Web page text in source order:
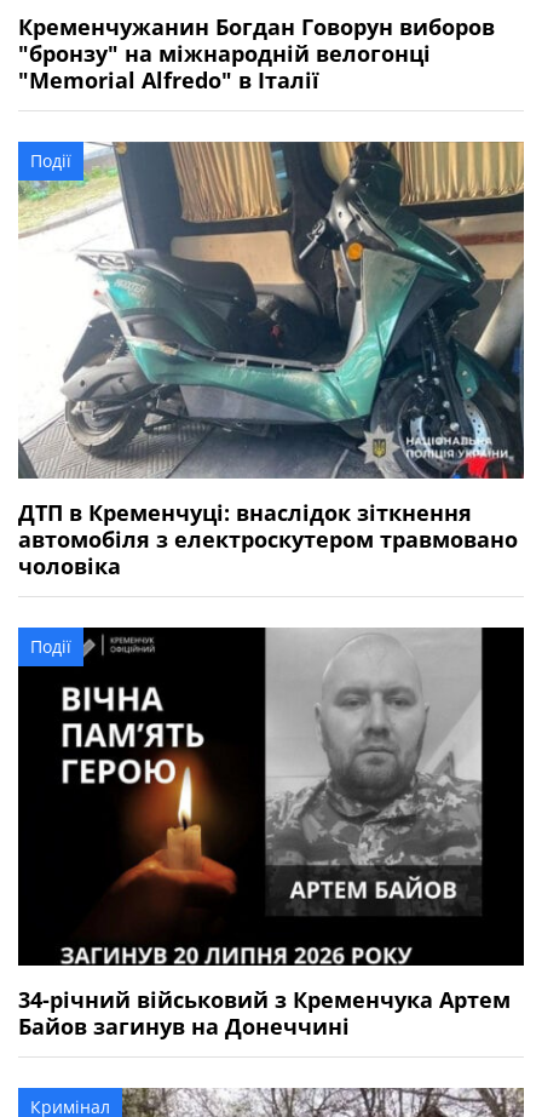
Кременчужанин Богдан Говорун виборов
"бронзу" на міжнародній велогонці
"Memorial Alfredo" в Італії
Події
ДТП в Кременчуці: внаслідок зіткнення
автомобіля з електроскутером травмовано
чоловіка
Події
34-річний військовий з Кременчука Артем
Байов загинув на Донеччині
Кримінал